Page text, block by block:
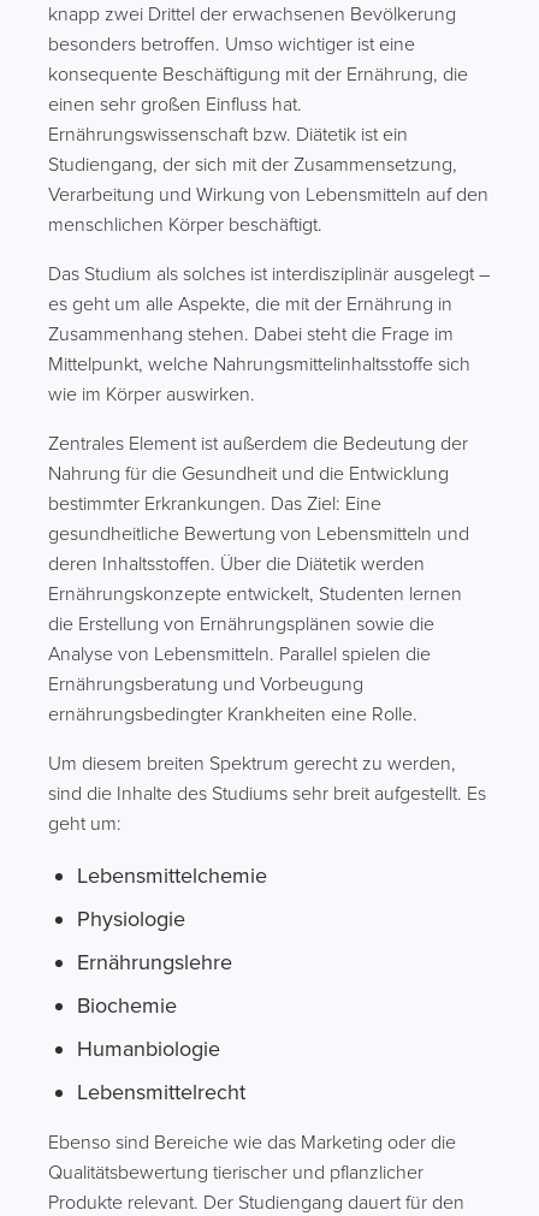
knapp zwei Drittel der erwachsenen Bevölkerung
besonders betroffen. Umso wichtiger ist eine
konsequente Beschäftigung mit der Ernährung, die
einen sehr großen Einfluss hat.
Ernährungswissenschaft bzw. Diätetik ist ein
Studiengang, der sich mit der Zusammensetzung,
Verarbeitung und Wirkung von Lebensmitteln auf den
menschlichen Körper beschäftigt.
Das Studium als solches ist interdisziplinär ausgelegt –
es geht um alle Aspekte, die mit der Ernährung in
Zusammenhang stehen. Dabei steht die Frage im
Mittelpunkt, welche Nahrungsmittelinhaltsstoffe sich
wie im Körper auswirken.
Zentrales Element ist außerdem die Bedeutung der
Nahrung für die Gesundheit und die Entwicklung
bestimmter Erkrankungen. Das Ziel: Eine
gesundheitliche Bewertung von Lebensmitteln und
deren Inhaltsstoffen. Über die Diätetik werden
Ernährungskonzepte entwickelt, Studenten lernen
die Erstellung von Ernährungsplänen sowie die
Analyse von Lebensmitteln. Parallel spielen die
Ernährungsberatung und Vorbeugung
ernährungsbedingter Krankheiten eine Rolle.
Um diesem breiten Spektrum gerecht zu werden,
sind die Inhalte des Studiums sehr breit aufgestellt. Es
geht um:
Lebensmittelchemie
Physiologie
Ernährungslehre
Biochemie
Humanbiologie
Lebensmittelrecht
Ebenso sind Bereiche wie das Marketing oder die
Qualitätsbewertung tierischer und pflanzlicher
Produkte relevant. Der Studiengang dauert für den